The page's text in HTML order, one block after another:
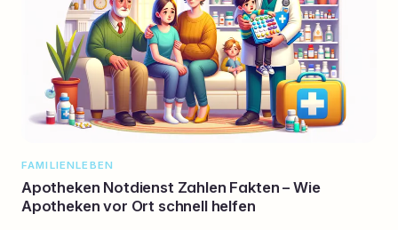
FAMILIENLEBEN
Apotheken Notdienst Zahlen Fakten – Wie
Apotheken vor Ort schnell helfen